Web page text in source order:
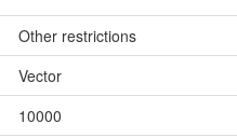
Other restrictions
Vector
10000